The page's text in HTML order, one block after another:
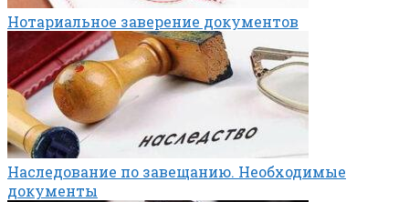
Нотариальное заверение документов
Наследование по завещанию. Необходимые
документы